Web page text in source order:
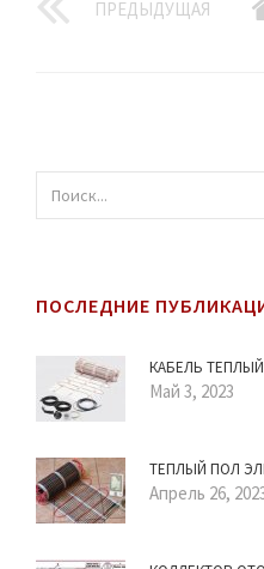
ПРЕДЫДУЩАЯ
ПОСЛЕДНИЕ
КАБЕЛЬ
Май 3, 2023
ТЕПЛЫЙ ПОЛ
Апрель 26,